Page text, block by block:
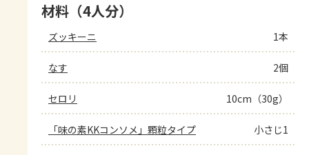
材料（4人分）
ズッキーニ 1本
なす 2個
セロリ 10cm（30g）
「味の素KKコンソメ」顆粒タイプ 小さじ1